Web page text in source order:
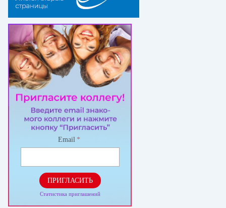
Email *
ПРИГЛАСИТЬ
Статистика приглашений